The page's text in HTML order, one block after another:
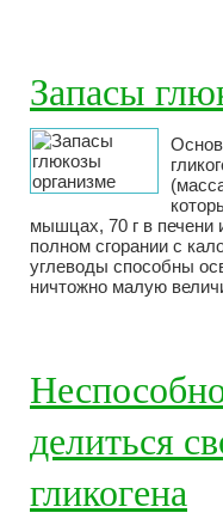
Запасы
мышцах, 70 г в печени
полном сгорании с
углеводы способны
ничтожно малую
делиться
гликогена